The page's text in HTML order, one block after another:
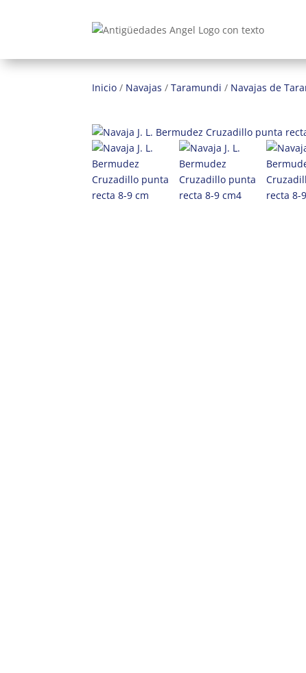
Inicio / Navajas /Taramundi / Navajas de